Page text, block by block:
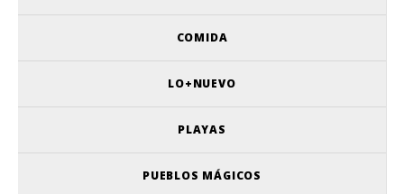
COMIDA
LO+NUEVO
PLAYAS
PUEBLOS MÁGICOS